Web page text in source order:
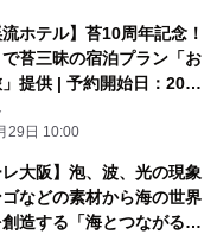
流ホテル】苔10周年記念！
苔三昧の宿泊プラン「お
提供 | 予約開始日：2023
期間：2023年6月24日〜
日
29日 10:00
レ大阪】泡、波、光の現象
などの素材から海の世界
造する「海とつながるア